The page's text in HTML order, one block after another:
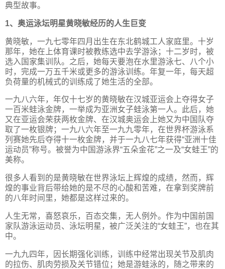
典型故事。
1、奥运泳坛明星黄晓敏经历的人生巨变
黄晓敏，一九七零年四月出生在东北鹤城工人家庭里。十岁
那年，她在上体育课时被教练选中去学游泳；十二岁时，被
选入国家集训队。之后，她每天要泡在水里游泳七、八个小
时，完成一万五千米或更多的游泳训练。年复一年，每天超
负荷量的机械式的训练成了她生活的全部。
一九八六年，年仅十七岁的黄晓敏在汉城亚运会上夺得女子
一百米蛙泳金牌，一举成为亚洲女子蛙泳第一人。此后，她
又在亚运会荣获两枚金牌、在汉城奥运会上她又为中国队夺
取了一枚银牌；一九八六年至一九九零年，在世界杯游泳系
列赛她先后夺得十一枚金牌，并于一九八七年获得“亚洲十佳
运动员”称号。被誉为中国游泳界“五朵金花”之一及“女蛙王”的
美称。
很多人看到的是黄晓敏在世界泳坛上辉煌的成绩，然而，辉
煌的事业背后带给她的是不尽的心酸和苦难，在拿到奖牌前
的八年时间里，她都是这样过来的。
人生无常，喜怒哀乐，百态交集，无人例外。作为中国前国
家队游泳运动员、泳坛明星，被广泛关注的“女蛙王”，也在其
中。
一九九四年，因长期强化训练，训练中经常出现关节及肌肉
的拉伤、肌肉劳损及关节错位；她是游蛙泳的，随之带来的